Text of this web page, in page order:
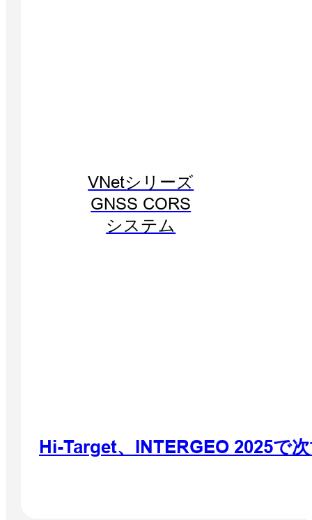
VNetシリーズ
GNSS CORS
システム
Hi-Target、INTERGEO 2025で